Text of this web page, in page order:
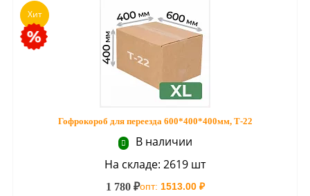
Хит
Гофрокороб для переезда 600*400*400мм, Т-22
В наличии
На складе: 2619 шт
1 780 ₽опт: 1513.00 ₽